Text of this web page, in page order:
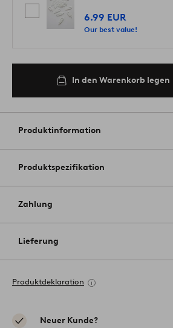
6.99 EUR
Our best value!
In den Warenkorb legen
Produktinformation
Produktspezifikation
Zahlung
Lieferung
Produktdeklaration
Neuer Kunde?